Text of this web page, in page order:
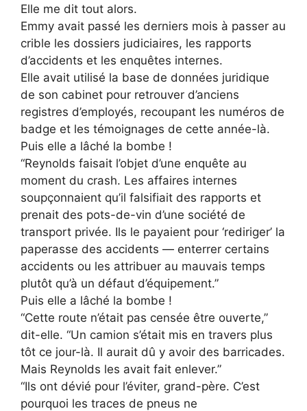
Elle me dit tout alors.
Emmy avait passé les derniers mois à passer au
crible les dossiers judiciaires, les rapports
d’accidents et les enquêtes internes.
Elle avait utilisé la base de données juridique
de son cabinet pour retrouver d’anciens
registres d’employés, recoupant les numéros de
badge et les témoignages de cette année-là.
Puis elle a lâché la bombe !
“Reynolds faisait l’objet d’une enquête au
moment du crash. Les affaires internes
soupçonnaient qu’il falsifiait des rapports et
prenait des pots-de-vin d’une société de
transport privée. Ils le payaient pour ‘rediriger’ la
paperasse des accidents — enterrer certains
accidents ou les attribuer au mauvais temps
plutôt qu’à un défaut d’équipement.”
Puis elle a lâché la bombe !
“Cette route n’était pas censée être ouverte,”
dit-elle. “Un camion s’était mis en travers plus
tôt ce jour-là. Il aurait dû y avoir des barricades.
Mais Reynolds les avait fait enlever.”
“Ils ont dévié pour l’éviter, grand-père. C’est
pourquoi les traces de pneus ne